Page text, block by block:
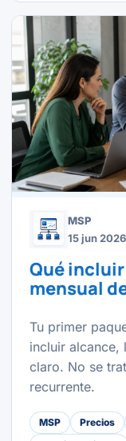
MSP
15 jun 2026
Qué
mensual
Tu primer
incluir alcance,
claro. No se
recurrente.
MSP Precios